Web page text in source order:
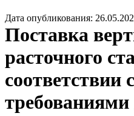
Дата опубликования:
Поставка
расточного
соответствии